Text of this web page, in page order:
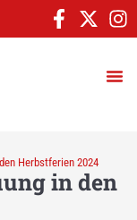
Herbstferien 2024
in den